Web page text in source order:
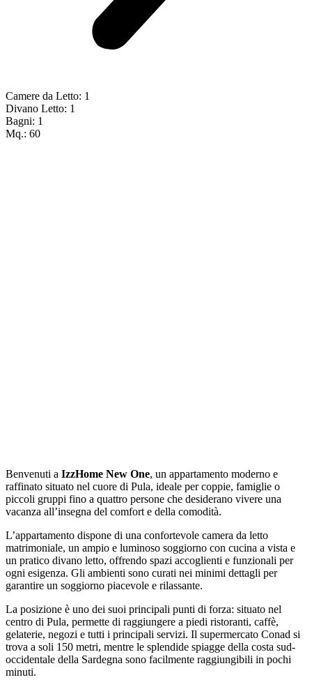
Camere da Letto: 1
Divano Letto: 1
Bagni: 1
Mq.: 60
Benvenuti a IzzHome New One, un appartamento moderno e
raffinato situato nel cuore di Pula, ideale per coppie, famiglie o
piccoli gruppi fino a quattro persone che desiderano vivere una
vacanza all’insegna del comfort e della comodità.
L’appartamento dispone di una confortevole camera da letto
matrimoniale, un ampio e luminoso soggiorno con cucina a vista e
un pratico divano letto, offrendo spazi accoglienti e funzionali per
ogni esigenza. Gli ambienti sono curati nei minimi dettagli per
garantire un soggiorno piacevole e rilassante.
La posizione è uno dei suoi principali punti di forza: situato nel
centro di Pula, permette di raggiungere a piedi ristoranti, caffè,
gelaterie, negozi e tutti i principali servizi. Il supermercato Conad si
trova a soli 150 metri, mentre le splendide spiagge della costa sud-
occidentale della Sardegna sono facilmente raggiungibili in pochi
minuti.